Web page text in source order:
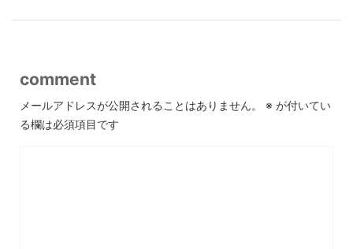
comment
メールアドレスが公開されることはありません。 ※ が付いてい
る欄は必須項目です